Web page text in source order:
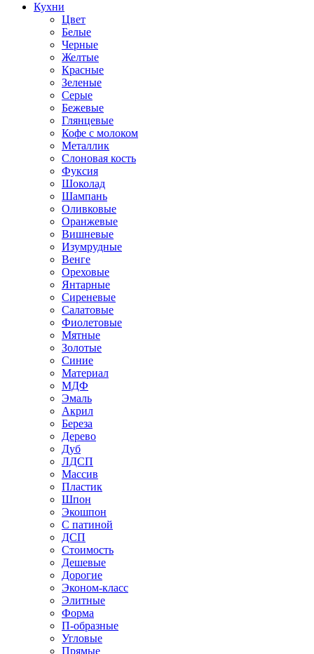
Кухни
Цвет
Белые
Черные
Желтые
Красные
Зеленые
Серые
Бежевые
Глянцевые
Кофе с молоком
Металлик
Слоновая кость
Фуксия
Шоколад
Шампань
Оливковые
Оранжевые
Вишневые
Изумрудные
Венге
Ореховые
Янтарные
Сиреневые
Салатовые
Фиолетовые
Мятные
Золотые
Синие
Материал
МДФ
Эмаль
Акрил
Береза
Дерево
Дуб
ЛДСП
Массив
Пластик
Шпон
Экошпон
С патиной
ДСП
Стоимость
Дешевые
Дорогие
Эконом-класс
Элитные
Форма
П-образные
Угловые
Прямые